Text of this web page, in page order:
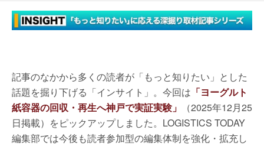
記事のなかから多くの読者が「もっと知りたい」とした
話題を掘り下げる「インサイト」。今回は 「ヨーグルト
紙容器の回収・再生へ神戸で実証実験」
（2025年12月25
日掲載）をピックアップしました。LOGISTICS TODAY
編集部では今後も読者参加型の編集体制を強化・拡充し